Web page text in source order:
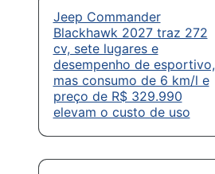
Jeep Commander
Blackhawk 2027 traz 272
cv, sete lugares e
desempenho de esportivo,
mas consumo de 6 km/l e
preço de R$ 329.990
elevam o custo de uso